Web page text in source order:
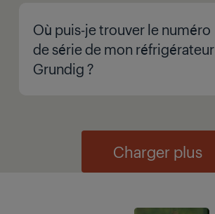
Où puis-je trouver le numéro
de série de mon réfrigérateur
Grundig ?
Charger plus